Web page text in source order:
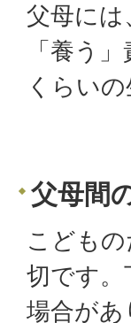
父母に
「養う
くらい
父母間
こども
切です
場合があ